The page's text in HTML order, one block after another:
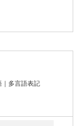
｜多言語表記